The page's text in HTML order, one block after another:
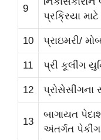
9
પ્રક્રિયા
10 પ્રાઇમરી/
11 પ્રી કૂલીંગ
12 પ્રોસેસીંગના
13
બાગાયત
અંતર્ગત